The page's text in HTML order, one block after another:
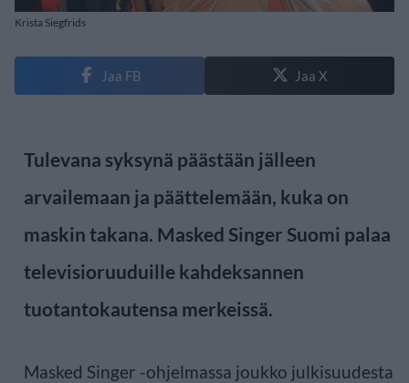
Krista Siegfrids
Jaa FB Jaa X
Tulevana syksynä päästään jälleen
arvailemaan ja päättelemään, kuka on
maskin takana. Masked Singer Suomi palaa
televisioruuduille kahdeksannen
tuotantokautensa merkeissä.
Masked Singer -ohjelmassa joukko julkisuudesta